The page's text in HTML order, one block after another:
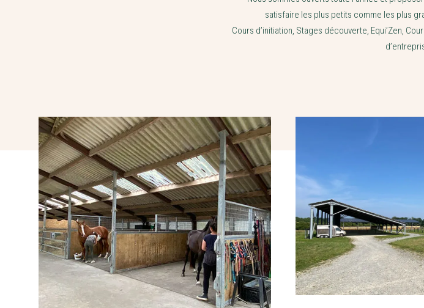
satisfaire les plus petits comme les plus
Cours d’initiation, Stages découverte, Equi’Zen,